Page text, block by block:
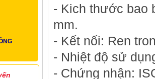
- Kich thước bao
mm.
- Kết nối: Ren
- Nhiệt độ sử
- Chứng nhận: